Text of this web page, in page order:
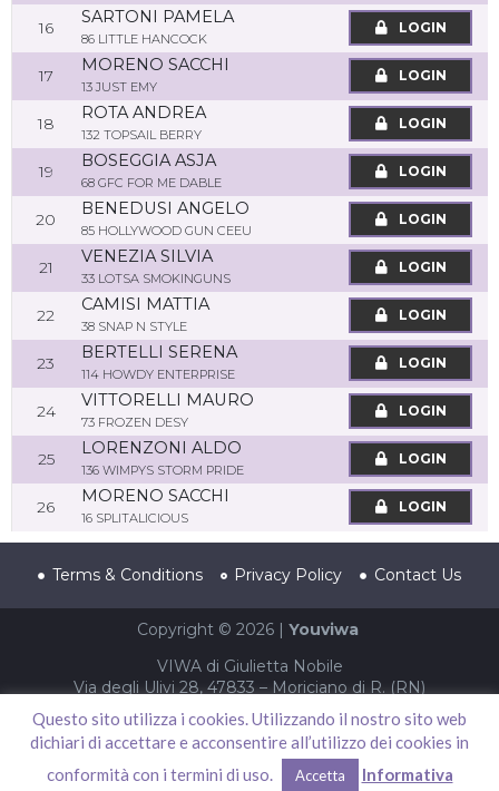
16
SARTONI PAMELA
86 LITTLE HANCOCK
LOGIN
17
MORENO SACCHI
13 JUST EMY
LOGIN
18
ROTA ANDREA
132 TOPSAIL BERRY
LOGIN
19
BOSEGGIA ASJA
68 GFC FOR ME DABLE
LOGIN
20
BENEDUSI ANGELO
85 HOLLYWOOD GUN CEEU
LOGIN
21
VENEZIA SILVIA
33 LOTSA SMOKINGUNS
LOGIN
22
CAMISI MATTIA
38 SNAP N STYLE
LOGIN
23
BERTELLI SERENA
114 HOWDY ENTERPRISE
LOGIN
24
VITTORELLI MAURO
73 FROZEN DESY
LOGIN
25
LORENZONI ALDO
136 WIMPYS STORM PRIDE
LOGIN
26
MORENO SACCHI
16 SPLITALICIOUS
LOGIN
Terms & Conditions Privacy Policy Contact Us
Copyright © 2026 | Youviwa
VIWA di Giulietta Nobile
Via degli Ulivi 28, 47833 – Moriciano di R. (RN)
P.IVA 04002940403 – CF NBLGTT86S61F052T
Questo sito utilizza i cookies. Utilizzando il nostro sito web
dichiari di accettare e acconsentire all’utilizzo dei cookies in
conformità con i termini di uso.
Accetta Informativa